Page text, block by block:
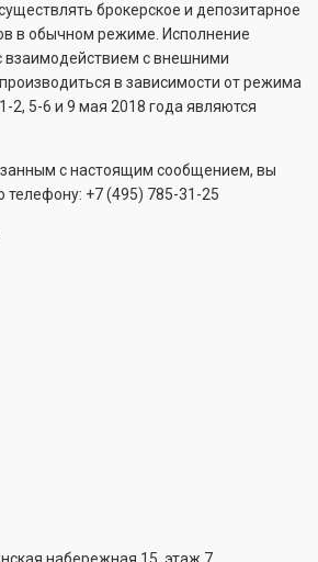
брокерское и депозитарное
в обычном режиме. Исполнение
взаимодействием с внешними
в зависимости от режима
2, 5-6 и 9 мая 2018 года являются
с настоящим сообщением, вы
+7 (495) 785-31-25